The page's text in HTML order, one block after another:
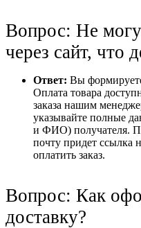
Вопрос: Не могу
через сайт, что
Ответ: Вы
Оплата товара
заказа нашим
указывайте полные
и ФИО) получателя.
почту придет ссылка
оплатить заказ.
Вопрос: Как
доставку?